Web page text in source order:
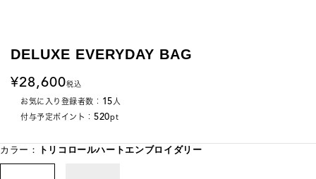
DELUXE EVERYDAY BAG
28,600税込
お気に入り登録者数： 15人
付与予定ポイント： 520pt
カラー： トリコロールハートエンブロイダリー